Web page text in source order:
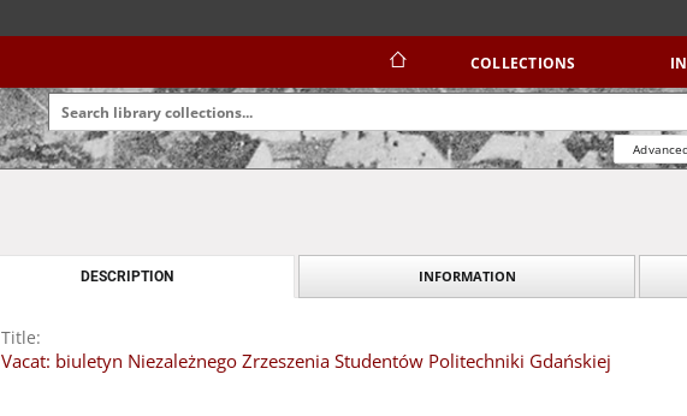
COLLECTIONS
DESCRIPTION INFORMATION
Title:
Vacat: biuletyn Niezależnego Zrzeszenia Studentów Politechniki Gdańskiej